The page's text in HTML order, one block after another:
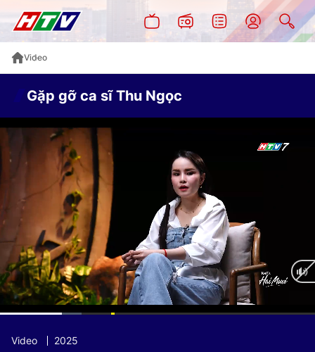
Video
Gặp gỡ ca sĩ Thu Ngọc
Time
Video
2025